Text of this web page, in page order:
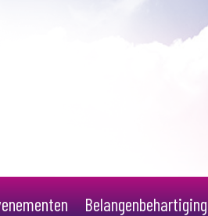
Belangenbehartiging